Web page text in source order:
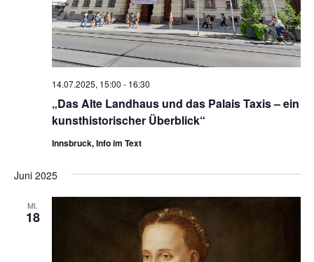
„Das Alte Landhaus und das Palais Taxis – ein
kunsthistorischer Überblick“
14.07.2025, 15:00 - 16:30
Innsbruck, Info im Text
Juni 2025
MI.
18